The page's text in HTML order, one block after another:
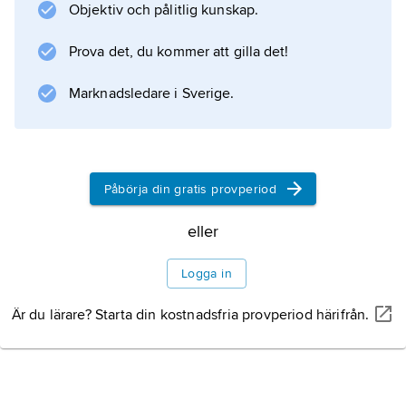
Objektiv och pålitlig kunskap.
Prova det, du kommer att gilla det!
Marknadsledare i Sverige.
Påbörja din gratis provperiod
eller
Logga in
Är du lärare? Starta din kostnadsfria provperiod härifrån.